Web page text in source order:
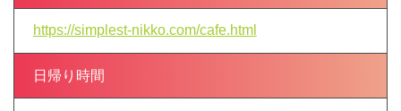
https://simplest-nikko.com/cafe.html
日帰り時間